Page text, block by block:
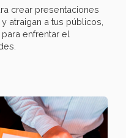
crear presentaciones
atraigan a tus públicos,
enfrentar el